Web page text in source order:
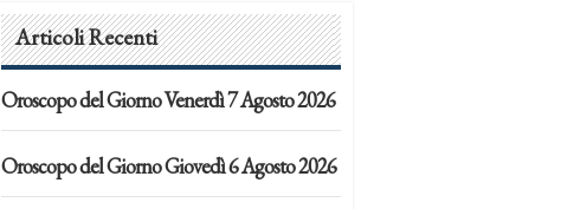
Articoli Recenti
Oroscopo del Giorno Venerdì 7 Agosto 2026
Oroscopo del Giorno Giovedì 6 Agosto 2026